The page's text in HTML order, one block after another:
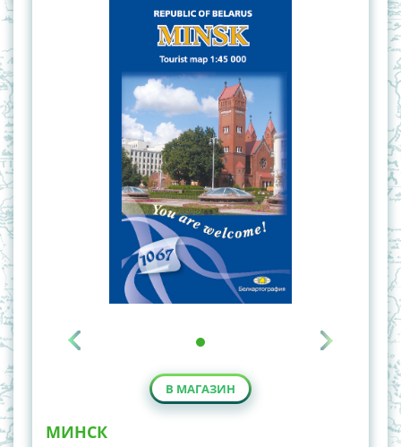
В МАГАЗИН
МИНСК